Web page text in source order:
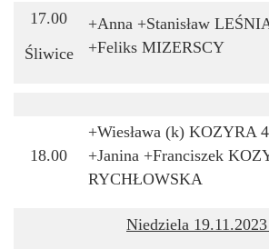
17.00
Śliwice
+Anna +Stanisław
+Feliks MIZERSCY
18.00
+Wiesława (k) KOZYRA
+Janina +Franciszek
RYCHŁOWSKA
Niedziela 19.11